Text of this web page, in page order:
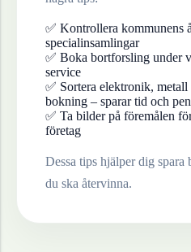
✅ Kontrollera kommunens
specialinsamlingar
✅ Boka bortforsling under
service
✅ Sortera elektronik,
bokning – sparar tid och
✅ Ta bilder på föremålen
företag
Dessa tips hjälper dig spara
du ska återvinna.